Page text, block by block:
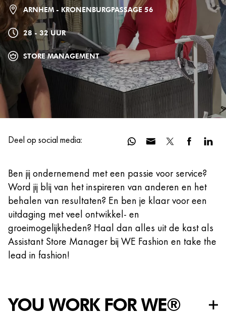
ARNHEM - KRONENBURGPASSAGE 56
28 - 32 UUR
STORE MANAGEMENT
Deel op social media:
Ben jij ondernemend met een passie voor service?
Word jij blij van het inspireren van anderen en het
behalen van resultaten? En ben je klaar voor een
uitdaging met veel ontwikkel- en
groeimogelijkheden? Haal dan alles uit de kast als
Assistant Store Manager bij WE Fashion en take the
lead in fashion!
YOU WORK FOR WE®